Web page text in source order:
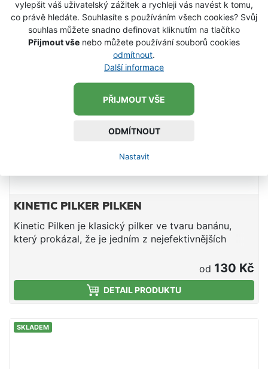
vylepšit váš uživatelský zážitek a rychleji vás navést k tomu,
co právě hledáte. Souhlasíte s používáním všech cookies? Svůj
souhlas můžete snadno definovat kliknutím na tlačítko
Přijmout vše nebo můžete používání souborů cookies
odmítnout.
Další informace
PŘIJMOUT VŠE
ODMÍTNOUT
Nastavit
KINETIC PILKER PILKEN
Kinetic Pilken je klasický pilker ve tvaru banánu,
který prokázal, že je jedním z nejefektivnějších
zinkový materiál Ocelový háček Perma Kroužek z
nerezové oceli Unikátní klouzavý chod napodobující
od 130 Kč
DETAIL PRODUKTU
SKLADEM